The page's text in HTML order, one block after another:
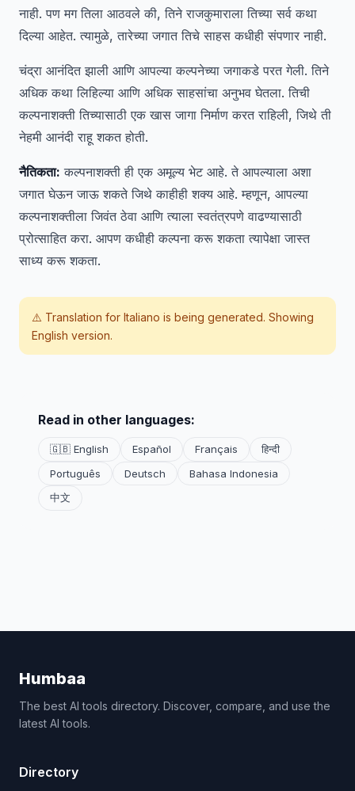
नाही. पण मग तिला आठवले की, तिने राजकुमाराला तिच्या सर्व कथा
दिल्या आहेत. त्यामुळे, तारेच्या जगात तिचे साहस कधीही संपणार नाही.
चंद्रा आनंदित झाली आणि आपल्या कल्पनेच्या जगाकडे परत गेली. तिने
अधिक कथा लिहिल्या आणि अधिक साहसांचा अनुभव घेतला. तिची
कल्पनाशक्ती तिच्यासाठी एक खास जागा निर्माण करत राहिली, जिथे ती
नेहमी आनंदी राहू शकत होती.
नैतिकता: कल्पनाशक्ती ही एक अमूल्य भेट आहे. ते आपल्याला अशा
जगात घेऊन जाऊ शकते जिथे काहीही शक्य आहे. म्हणून, आपल्या
कल्पनाशक्तीला जिवंत ठेवा आणि त्याला स्वतंत्रपणे वाढण्यासाठी
प्रोत्साहित करा. आपण कधीही कल्पना करू शकता त्यापेक्षा जास्त
साध्य करू शकता.
⚠️ Translation for Italiano is being generated. Showing
English version.
Read in other languages:
🇬🇧 English Español Français
हिन्दी
Português
Deutsch
Bahasa Indonesia
中文
Humbaa
The best AI tools directory. Discover, compare, and use the
latest AI tools.
Directory